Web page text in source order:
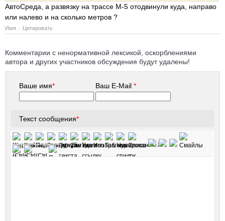
АвтоСреда, а развязку на трассе М-5 отодвинули куда, направо
или налево и на сколько метров ?
Имя Цитировать
Комментарии с ненормативной лексикой, оскорблениями
автора и других участников обсуждения будут удалены!
Ваше имя* Ваш E-Mail*
Текст сообщения*